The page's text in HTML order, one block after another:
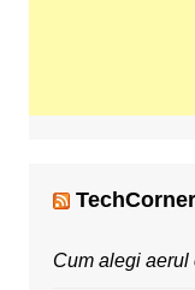
TechCorner
Cum alegi aerul